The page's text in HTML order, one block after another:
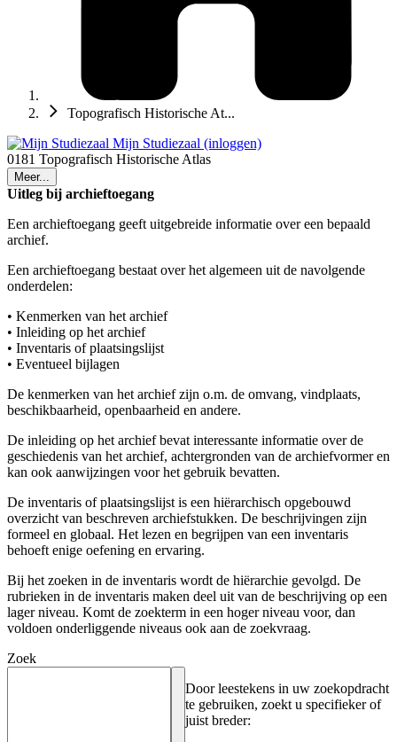
Topografisch Historische At...
Mijn Studiezaal (inloggen)
0181 Topografisch Historische Atlas
Meer...
Uitleg bij archieftoegang
Een archieftoegang geeft uitgebreide informatie over een bepaald
archief.
Een archieftoegang bestaat over het algemeen uit de navolgende
onderdelen:
• Kenmerken van het archief
• Inleiding op het archief
• Inventaris of plaatsingslijst
• Eventueel bijlagen
De kenmerken van het archief zijn o.m. de omvang, vindplaats,
beschikbaarheid, openbaarheid en andere.
De inleiding op het archief bevat interessante informatie over de
geschiedenis van het archief, achtergronden van de archiefvormer en
kan ook aanwijzingen voor het gebruik bevatten.
De inventaris of plaatsingslijst is een hiërarchisch opgebouwd
overzicht van beschreven archiefstukken. De beschrijvingen zijn
formeel en globaal. Het lezen en begrijpen van een inventaris
behoeft enige oefening en ervaring.
Bij het zoeken in de inventaris wordt de hiërarchie gevolgd. De
rubrieken in de inventaris maken deel uit van de beschrijving op een
lager niveau. Komt de zoekterm in een hoger niveau voor, dan
voldoen onderliggende niveaus ook aan de zoekvraag.
Zoek
Door leestekens in uw zoekopdracht
te gebruiken, zoekt u specifieker of
juist breder: